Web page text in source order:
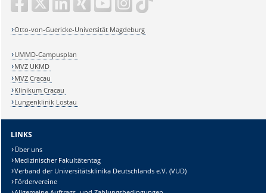
Otto-von-Guericke-Universität Magdeburg
UMMD-Campusplan
MVZ UKMD
MVZ Cracau
Klinikum Cracau
Lungenklinik Lostau
LINKS
Über uns
Medizinischer Fakultätentag
Verband der Universitätsklinika Deutschlands e.V. (VUD)
Fördervereine